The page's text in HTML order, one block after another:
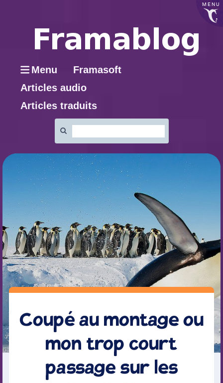
MENU
Menu
Framasoft
Articles audio
Articles traduits
:
Coupé au montage ou
mon trop court
passage sur les